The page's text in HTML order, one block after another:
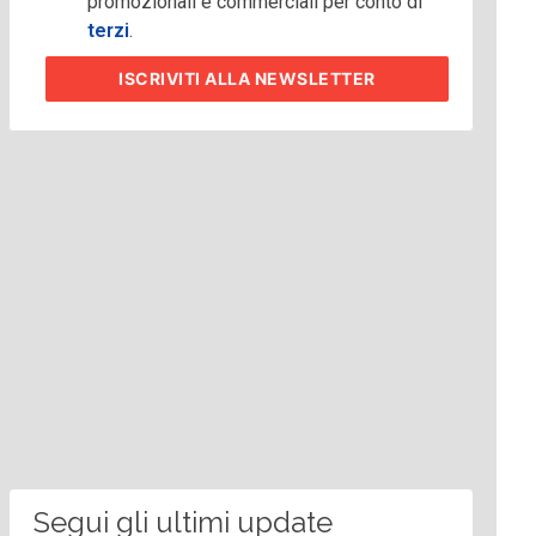
terzi.
ISCRIVITIALLA NEWSLETTER
Segui gli ultimi update